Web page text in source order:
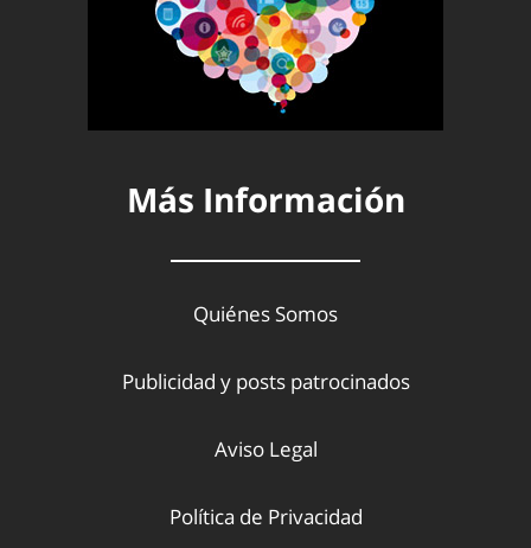
Más Información
Quiénes Somos
Publicidad y posts patrocinados
Aviso Legal
Política de Privacidad